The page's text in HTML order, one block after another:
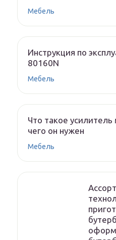
Мебель
Инструкция по
80160N
Мебель
Что такое
чего он нужен
Мебель